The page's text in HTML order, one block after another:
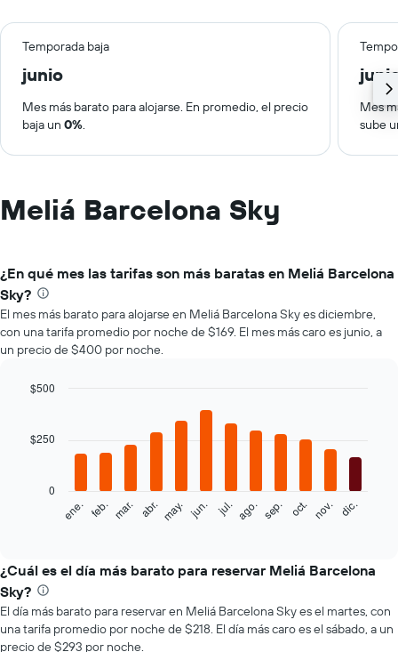
Temporada baja
junio
Mes más barato para alojarse. En promedio, el precio
baja un 0%.
Mes
sube
Meliá Barcelona Sky
¿En qué mes las tarifas son más baratas en Meliá Barcelona
Sky?
El mes más barato para alojarse en Meliá Barcelona Sky es diciembre,
con una tarifa promedio por noche de $169. El mes más caro es junio, a
un precio de $400 por noche.
with
siguiente
el
precio
promedio
de
una
ene. feb. mar. abr. may. jun. jul. ago. sep. oct. nov. dic.
0
$250
$500
¿Cuál es el día más barato para reservar Meliá Barcelona
Sky?
El día más barato para reservar en Meliá Barcelona Sky es el martes, con
una tarifa promedio por noche de $218. El día más caro es el sábado, a un
precio de $293 por noche.